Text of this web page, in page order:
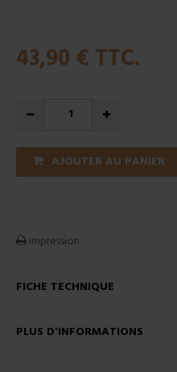
43,90 € TTC.
AJOUTER AU PANIER
Impression
FICHE TECHNIQUE
PLUS D'INFORMATIONS